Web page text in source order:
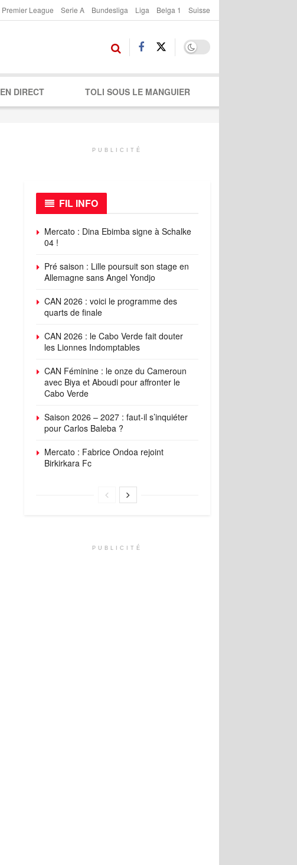
Premier League Serie A Bundesliga Liga Belga 1 Suisse
EN DIRECT TOLI SOUS LE MANGUIER
PUBLICITÉ
FIL INFO
Mercato : Dina Ebimba signe à Schalke
04 !
Pré saison : Lille poursuit son stage en
Allemagne sans Angel Yondjo
CAN 2026 : voici le programme des
quarts de finale
CAN 2026 : le Cabo Verde fait douter
les Lionnes Indomptables
CAN Féminine : le onze du Cameroun
avec Biya et Aboudi pour affronter le
Cabo Verde
Saison 2026 – 2027 : faut-il s’inquiéter
pour Carlos Baleba ?
Mercato : Fabrice Ondoa rejoint
Birkirkara Fc
PUBLICITÉ